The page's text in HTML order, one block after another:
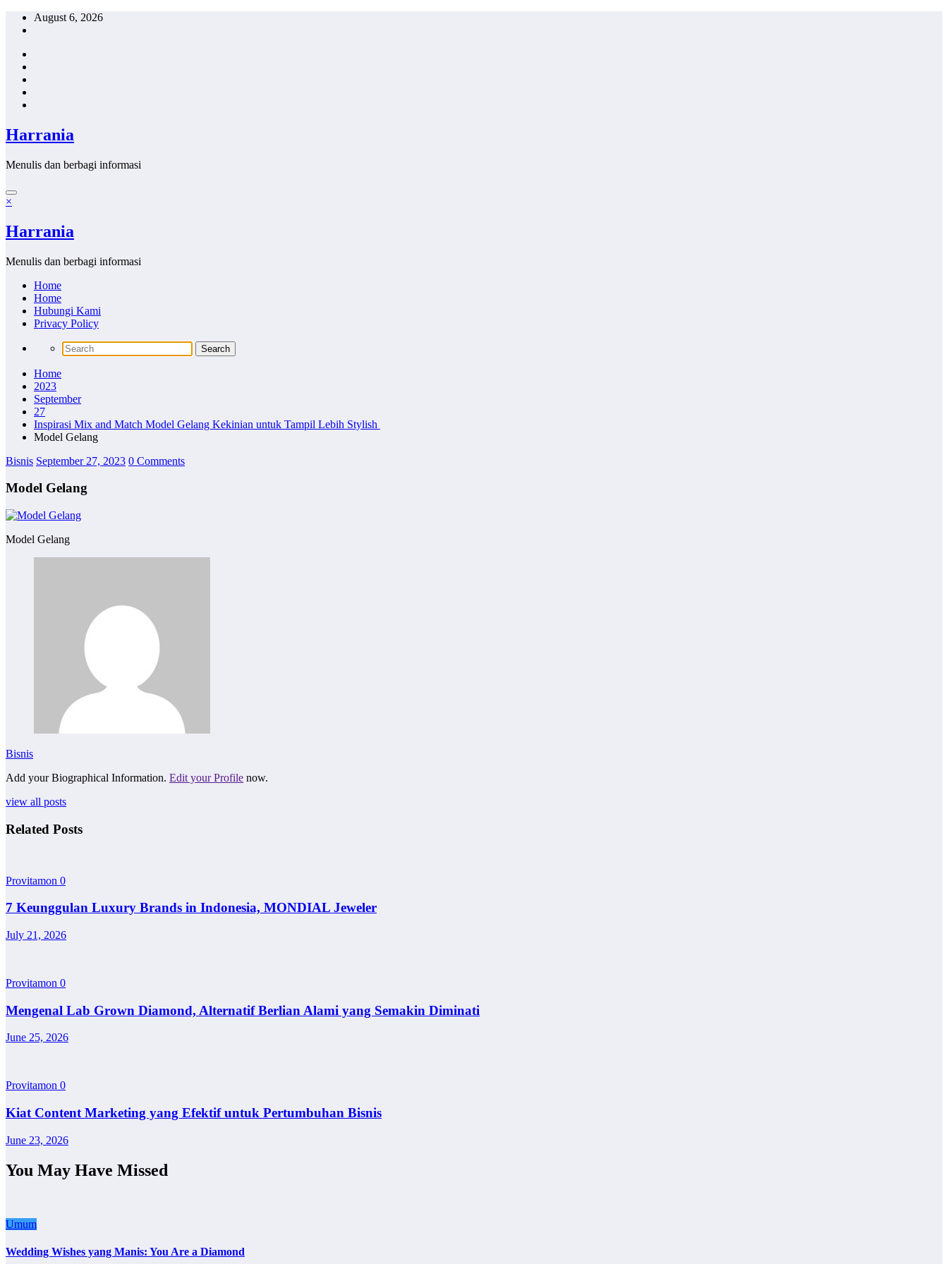
Skip
August 6, 2026
Harrania
Menulis dan berbagi informasi
×
Harrania
Menulis dan berbagi informasi
Home
Home
Hubungi Kami
Privacy Policy
Home
2023
September
27
Inspirasi Mix and Match Model Gelang Kekinian untuk Tampil Lebih Stylish
Model Gelang
Bisnis September 27, 2023 0 Comments
Model Gelang
Model Gelang
Bisnis
Add your Biographical Information. Edit your Profile now.
view all posts
Related Posts
Provitamon 0
7 Keunggulan Luxury Brands in Indonesia, MONDIAL Jeweler
July 21, 2026
Provitamon 0
Mengenal Lab Grown Diamond, Alternatif Berlian Alami yang Semakin Diminati
June 25, 2026
Provitamon 0
Kiat Content Marketing yang Efektif untuk Pertumbuhan Bisnis
June 23, 2026
You May Have Missed
Umum
Wedding Wishes yang Manis: You Are a Diamond